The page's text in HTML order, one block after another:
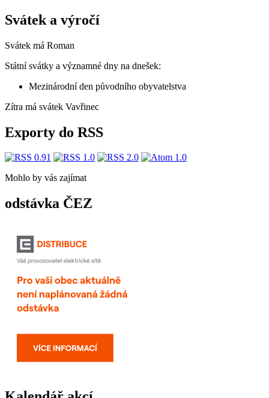
Svátek a výročí
Svátek má Roman
Státní svátky a významné dny na dnešek:
Mezinárodní den původního obyvatelstva
Zítra má svátek Vavřinec
Exporty do RSS
Mohlo by vás zajímat
odstávka ČEZ